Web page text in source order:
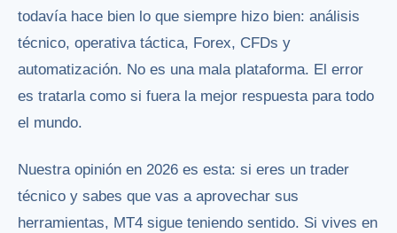
todavía hace bien lo que siempre hizo bien: análisis
técnico, operativa táctica, Forex, CFDs y
automatización. No es una mala plataforma. El error
es tratarla como si fuera la mejor respuesta para todo
el mundo.
Nuestra opinión en 2026 es esta: si eres un trader
técnico y sabes que vas a aprovechar sus
herramientas, MT4 sigue teniendo sentido. Si vives en